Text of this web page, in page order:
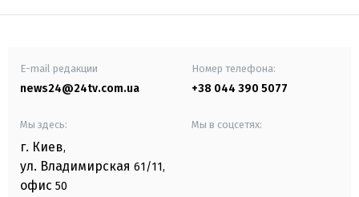
E-mail редакции
news24@24tv.com.ua
Номер телефона:
+38 044 390 5077
Мы здесь:
г. Киев,
ул. Владимирская 61/11,
офис 50
Мы в соцсетях: